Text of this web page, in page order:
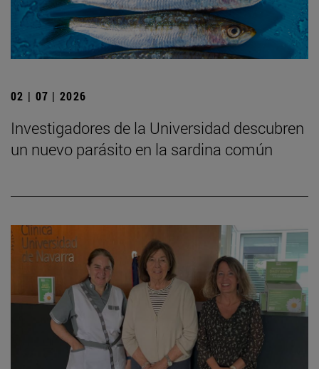
02 | 07 | 2026
Investigadores de la Universidad descubren
un nuevo parásito en la sardina común